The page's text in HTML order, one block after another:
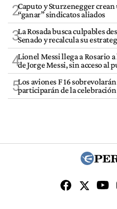
2Caputo y Sturzenegger
“ganar” sindicatos aliados
3La Rosada busca culpables
Senado y recalcula su
4Lionel Messi llega a Rosario
de Jorge Messi, sin acceso al
5Los aviones F 16
participarán de la celebración